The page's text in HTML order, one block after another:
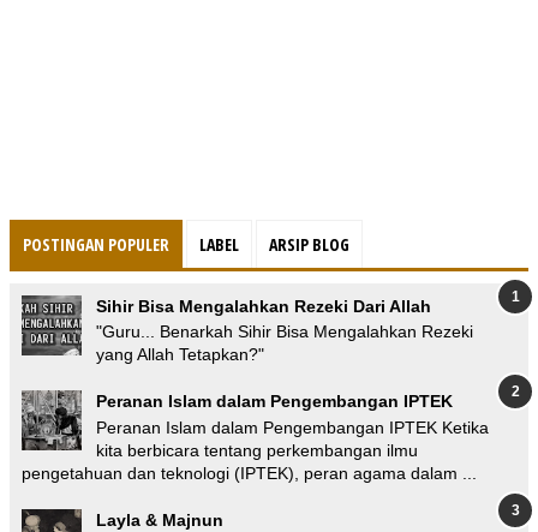
POSTINGAN POPULER LABEL ARSIP BLOG
Sihir Bisa Mengalahkan Rezeki Dari Allah
"Guru... Benarkah Sihir Bisa Mengalahkan Rezeki
yang Allah Tetapkan?"
Peranan Islam dalam Pengembangan IPTEK
Peranan Islam dalam Pengembangan IPTEK Ketika
kita berbicara tentang perkembangan ilmu
pengetahuan dan teknologi (IPTEK), peran agama dalam ...
Layla & Majnun